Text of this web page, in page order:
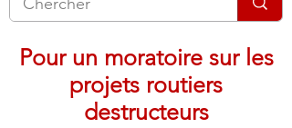
Pour un moratoire sur les
projets routiers
destructeurs